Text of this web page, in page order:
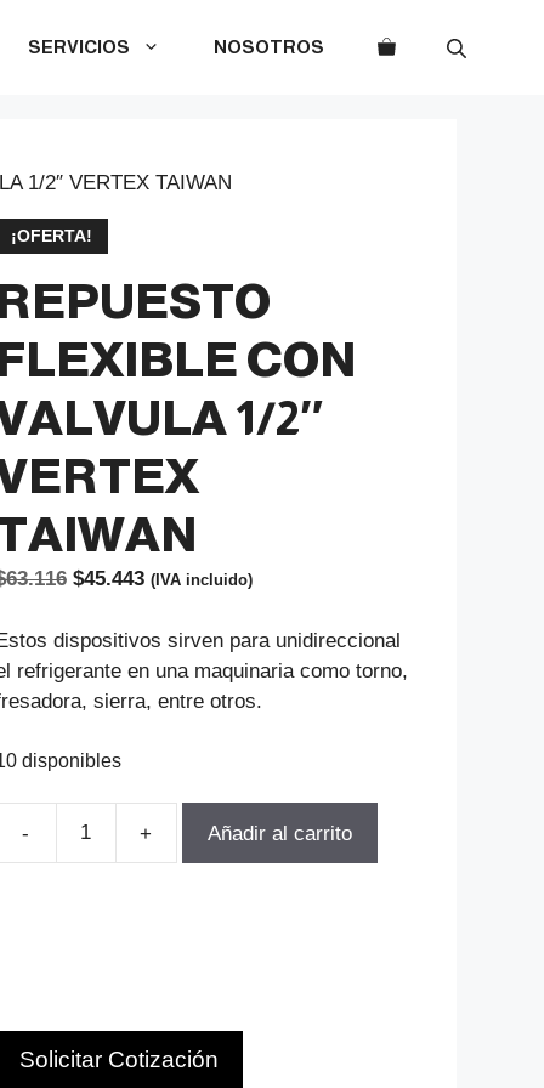
SERVICIOS NOSOTROS
1/2″ VERTEX TAIWAN
¡OFERTA!
REPUESTO
FLEXIBLE CON
1/2″
63.116 El
original
era:
$63.116.
$45.443El
actual
es:
$45.443.
(IVA incluido)
dispositivos sirven para unidireccional
refrigerante en una maquinaria como torno,
sierra, entre otros.
disponibles
REPUESTO
cantidad
Añadir al carrito
Solicitar Cotización